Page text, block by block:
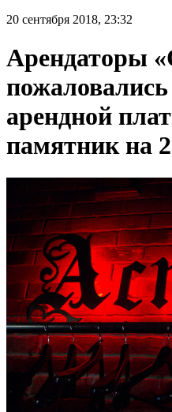
20 сентября 2018, 23:32
Арендаторы
арендной
памятник на